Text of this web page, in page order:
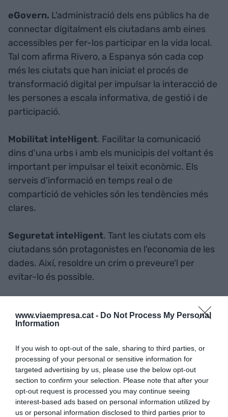
www.viaempresa.cat - Do Not Process My Personal
Information
If you wish to opt-out of the sale, sharing to third parties, or
processing of your personal or sensitive information for
targeted advertising by us, please use the below opt-out
section to confirm your selection. Please note that after your
opt-out request is processed you may continue seeing
interest-based ads based on personal information utilized by
us or personal information disclosed to third parties prior to
eGovern. L'administració dels ens públics ha de
connectar digitalment els ciutadans amb eines
accessibles per fer-los participar en la vida local.
Tal com afirma Rivero, a Espanya són cada cop
més les ciutats que han iniciat el procés de
transformació digital per impulsar la interacció de
les persones a escala informativa, de gestió i de
participació.
Mobilitat intel·ligent. Facilitar la comunicació
dins d'una urbs i amb els municipis del voltant és
important per impulsar el teixit econòmic. Els
serveis d'informació en temps real o de
compartició de vehicles són les tendències més
clares.
Seguretat intel·ligent. Tant les ciutats com els
ciutadans són protagonistes en l'economia de les
dades. Així, resoldre un crim o preveure'l per
evitar-lo és possible.
. Les tecnologies de monitorització de la
salut a domicili podrien estalviar 3.000 milions de
Commonwealth Scientific and Industrial
Research Organizationque esmenta l'autora. De
retruc, es reduiria el temps d'estada als centres i
les consultes als centres d'atenció primària.
Sostenibilitat. Gestionar de manera adequada